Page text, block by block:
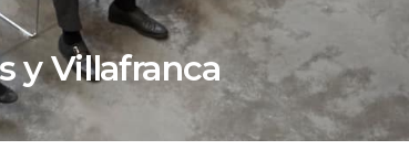
y Villafranca